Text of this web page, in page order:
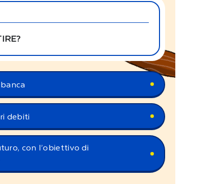
debiti
con l’obiettivo di